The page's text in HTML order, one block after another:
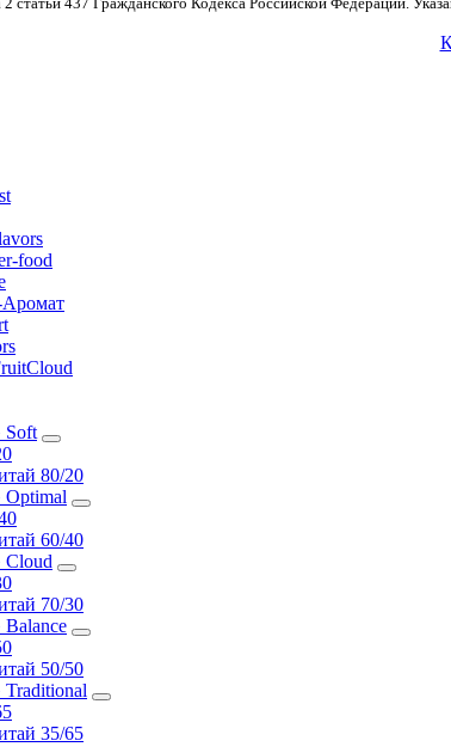
food
Soft
80/20
60/40
Cloud
70/30
50/50
35/65